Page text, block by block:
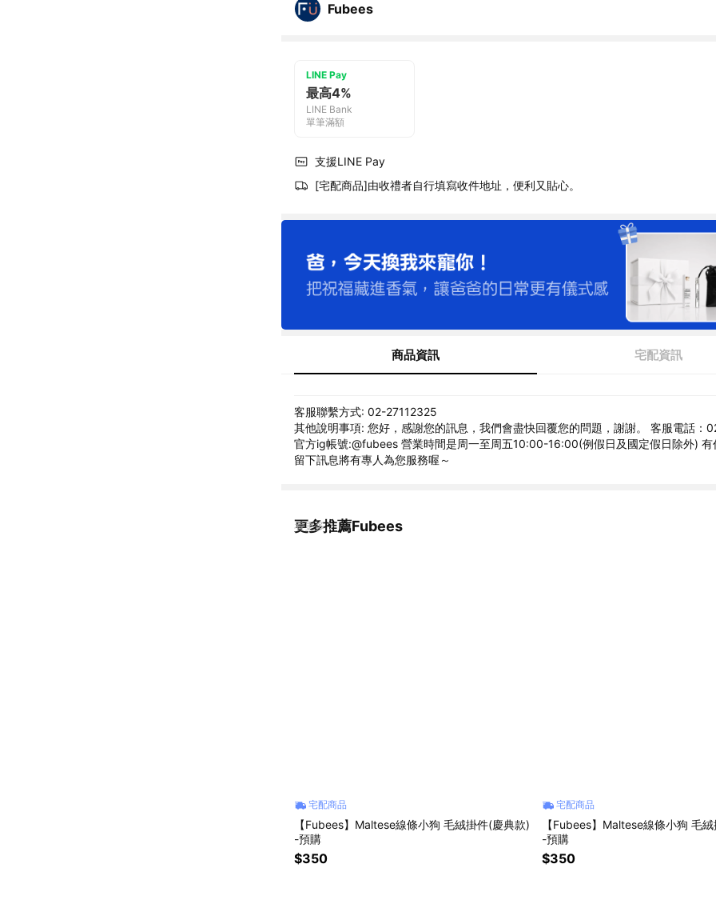
Fubees
LINE Pay
最高4%
LINE Bank
單筆滿額
支援LINE Pay
[宅配商品]由收禮者自行填寫收件地址，便利又貼心。
商品資訊 宅配資訊
客服聯繫方式: 02-27112325
其他說明事項: 您好，感謝您的訊息，我們會盡快回覆您的問題，謝謝。 客服電話：
官方ig帳號:@fubees 營業時間是周一至周五10:00-16:00(例假日及國定假日除外) 有
留下訊息將有專人為您服務喔～
更多推薦Fubees
看更多
宅配商品
【Fubees】Maltese線條小狗 毛絨掛件(慶典款)
-預購
$350
宅配商品
【Fubees】Maltese線條小狗 毛
-預購
$350